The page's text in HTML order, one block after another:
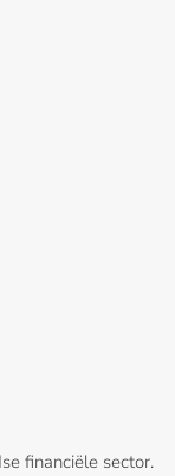
financiële sector.